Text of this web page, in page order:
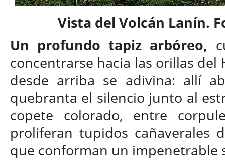
Vista del Volcán Lanín.
Un profundo tapiz arbóreo,
concentrarse hacia las orillas
desde arriba se adivina: allí
quebranta el silencio junto al
copete colorado, entre
proliferan tupidos cañaverales
que conforman un impenetrable